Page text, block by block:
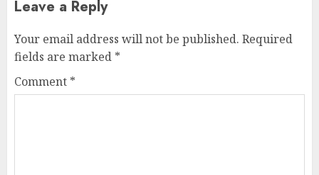
Leave a Reply
Your email address will not be published. Required
fields are marked *
Comment *